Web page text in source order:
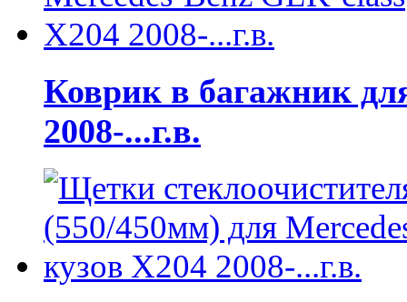
Коврик в багажник
2008-...г.в.